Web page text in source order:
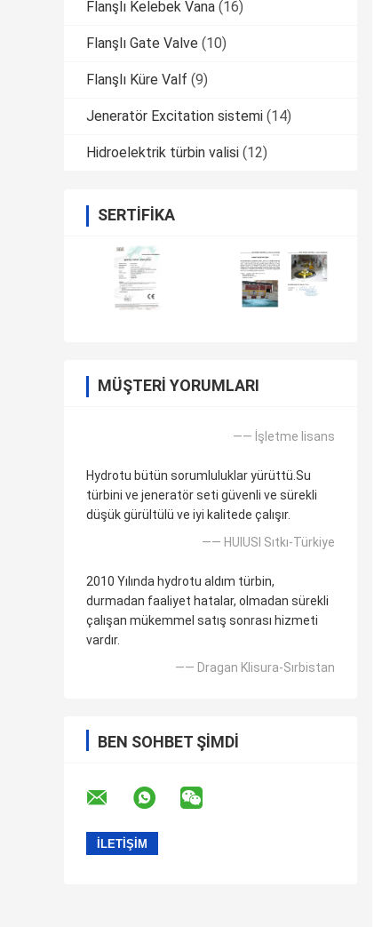
Flanşlı Kelebek Vana (16)
Flanşlı Gate Valve (10)
Flanşlı Küre Valf (9)
Jeneratör Excitation sistemi (14)
Hidroelektrik türbin valisi (12)
SERTIFIKA
MÜŞTERI YORUMLARI
—— İşletme lisans
Hydrotu bütün sorumluluklar yürüttü.Su
türbini ve jeneratör seti güvenli ve sürekli
düşük gürültülü ve iyi kalitede çalışır.
—— HUlUSI Sıtkı-Türkiye
2010 Yılında hydrotu aldım türbin,
durmadan faaliyet hatalar, olmadan sürekli
çalışan mükemmel satış sonrası hizmeti
vardır.
—— Dragan Klisura-Sırbistan
BEN SOHBET ŞIMDI